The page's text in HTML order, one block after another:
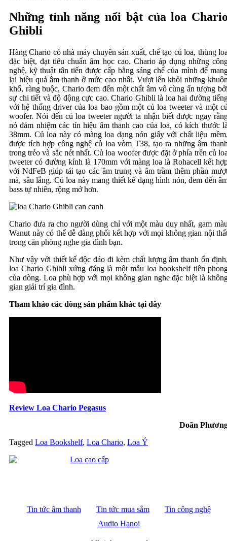
Những tính năng nổi bật của loa
Ghibli
Hãng Chario có nhà máy chuyên sản xuất, chế tạo củ loa, thùng
đặc biệt, đạt tiêu chuẩn âm học cao. Chario áp dụng những
nghệ, kỹ thuật tân tiến được cấp bằng sáng chế của mình để
lại hiệu quả âm thanh ở mức cao nhất. Vượt lên khỏi những
khổ, ràng buộc, Chario đem đến một chất âm vô cùng ấn tượng
sự chi tiết và độ động cực cao. Chario Ghibli là loa hai đường
với hệ thống driver của loa bao gồm một củ loa tweeter và một
woofer. Nói đến củ loa tweeter người ta nhận biết được ngay
nó đảm nhiệm các tín hiệu âm thanh cao của loa, có kích thước
38mm. Củ loa này có màng loa dạng nón giấy với chất liệu
được tích hợp công nghệ củ loa vòm T38, tạo ra những âm
trong trẻo và sắc nét nhất. Củ loa woofer được đặt ở phía trên củ
tweeter có đường kính là 170mm với màng loa là Rohacell kết
với NdFeB giúp tái tạo các âm trung và âm trầm thêm phần
mà, sâu lắng. Củ loa này mang thiết kế dạng hình nón, đem đến
bass tự nhiên, rộng mở hơn.
Chario đưa ra cho người dùng chỉ với một màu duy nhất, gam
Wanut này có thể dễ dàng phối kết hợp với mọi không gian nội
trong căn phòng nghe gia đình bạn.
Như vậy với thiết kế độc đáo đi kèm chất lượng âm thanh ổn
loa Chario Ghibli xứng đáng là một mẫu loa bookshelf tiên
của dòng. Loa phù hợp với mọi không gian nghe đặc biệt là
gian giải trí gia đình.
Tham khảo các dòng sản phẩm khác tại đây
Review Loa Chario Pegasus
Doãn
Tagged Loa Bookshelf, Loa Chario, Loa Ý
Tin tức âm thanh Tin tức mua sắm
Tin công nghệ
Audio Hanoi